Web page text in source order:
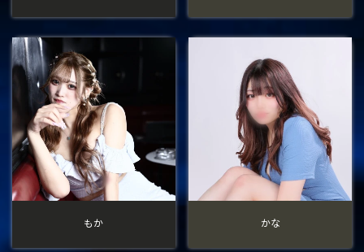
もか かな